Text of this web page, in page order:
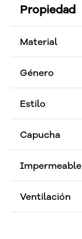
Propiedad
Material
Género
Estilo
Capucha
Impermeable
Ventilación